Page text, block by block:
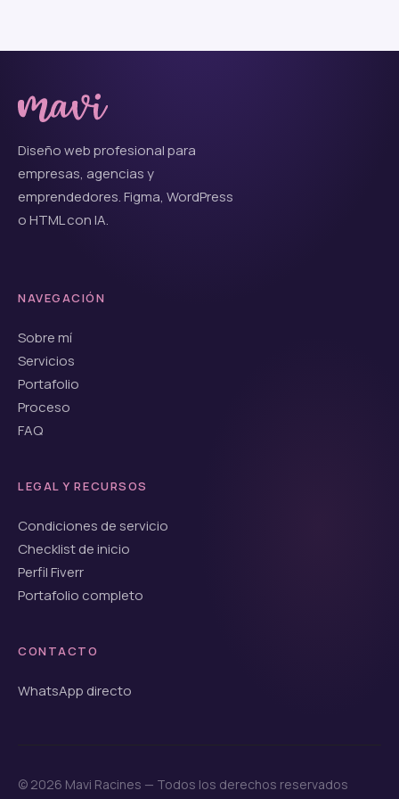
Diseño web profesional para
empresas, agencias y
emprendedores. Figma, WordPress
o HTML con IA.
NAVEGACIÓN
Sobre mí
Servicios
Portafolio
Proceso
FAQ
LEGAL Y RECURSOS
Condiciones de servicio
Checklist de inicio
Perfil Fiverr
Portafolio completo
CONTACTO
WhatsApp directo
© 2026 Mavi Racines — Todos los derechos reservados